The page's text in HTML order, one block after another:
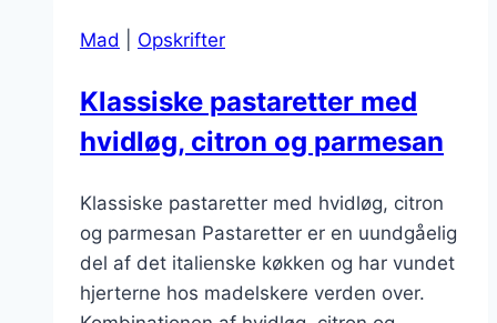
lejligheder
Mad Opskrifter
Klassiske pastaretter med
hvidløg, citron og parmesan
Klassiske pastaretter med hvidløg, citron
og parmesan Pastaretter er en uundgåelig
del af det italienske køkken og har vundet
hjerterne hos madelskere verden over.